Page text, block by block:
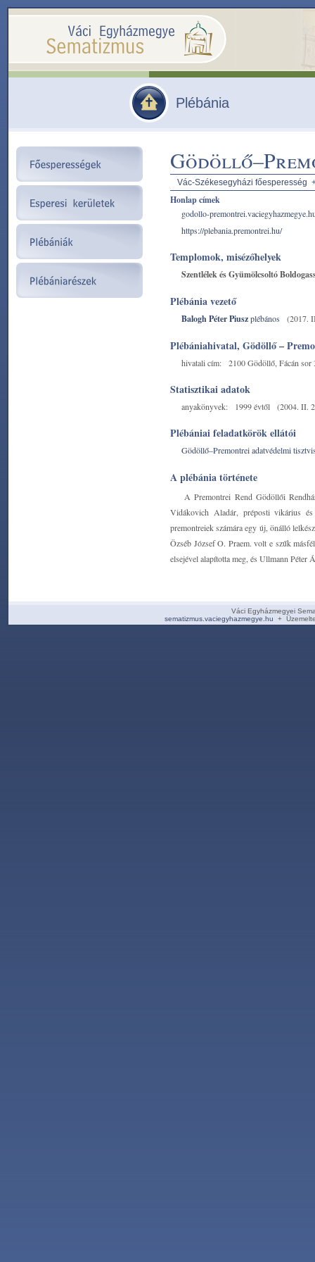
Plébánia
Vác-Székesegyházi főesperesség
Honlap címek
godollo-
https://plebania.premontrei.hu/
Templomok, misézőhelyek
Szentlélek és Gyümölcsoltó
Plébánia vezető
Balogh Péter Piuszplébános (2017.
Plébániahivatal, Gödöllő –
hivatali cím: 2100 Gödöllő, Fácán sor
Statisztikai adatok
anyakönyvek: 1999 évtől (2004. II.
Plébániai feladatkörök ellátói
Gödöllő–Premontrei adatvédelmi
A plébánia története
A Premontrei Rend Gödöllői
Vidákovich Aladár, préposti vikárius
premontreiek számára egy új, önálló
Özséb József O. Praem. volt e szűk
elsejével alapította meg, és Ullmann Péter
Váci Egyházmegyei
sematizmus.vaciegyhazmegye.hu +